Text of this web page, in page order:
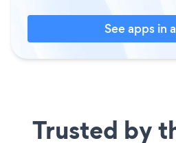
See apps in
Trusted by